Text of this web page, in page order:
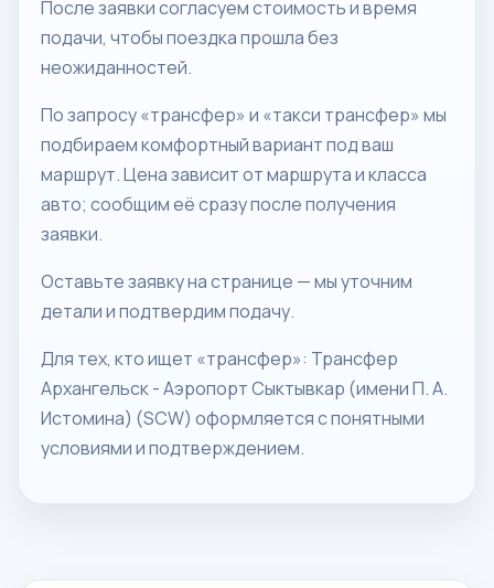
После заявки согласуем стоимость и время
подачи, чтобы поездка прошла без
неожиданностей.
По запросу «трансфер» и «такси трансфер» мы
подбираем комфортный вариант под ваш
маршрут. Цена зависит от маршрута и класса
авто; сообщим её сразу после получения
заявки.
Оставьте заявку на странице — мы уточним
детали и подтвердим подачу.
Для тех, кто ищет «трансфер»: Трансфер
Архангельск - Аэропорт Сыктывкар (имени П. А.
Истомина) (SCW) оформляется с понятными
условиями и подтверждением.